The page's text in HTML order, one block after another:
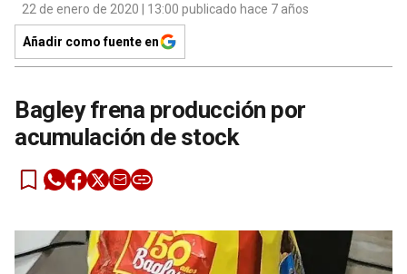
22 de enero de 2020 | 13:00 publicado hace 7 años
Añadir como fuente en
Bagley frena producción por
acumulación de stock